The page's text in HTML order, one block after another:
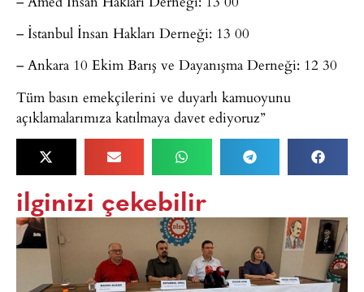
– İstanbul İnsan Hakları Derneği: 13 00
– Ankara 10 Ekim Barış ve Dayanışma Derneği: 12 30
Tüm basın emekçilerini ve duyarlı kamuoyunu
açıklamalarımıza katılmaya davet ediyoruz”
ilginizi çekebilir